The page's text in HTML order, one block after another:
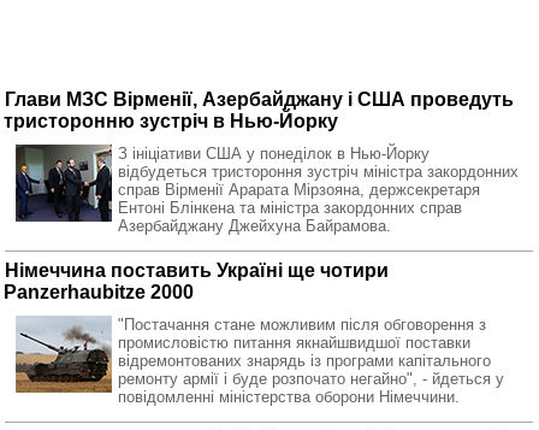
Глави МЗС Вірменії, Азербайджану і США проведуть
тристоронню зустріч в Нью-Йорку
З ініціативи США у понеділок в Нью-Йорку
відбудеться тристороння зустріч міністра закордонних
справ Вірменії Арарата Мірзояна, держсекретаря
Ентоні Блінкена та міністра закордонних справ
Азербайджану Джейхуна Байрамова.
Німеччина поставить Україні ще чотири
Panzerhaubitze 2000
"Постачання стане можливим після обговорення з
промисловістю питання якнайшвидшої поставки
відремонтованих знарядь із програми капітального
ремонту армії і буде розпочато негайно", - йдеться у
повідомленні міністерства оборони Німеччини.